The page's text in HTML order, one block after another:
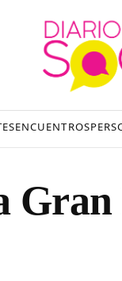
ENCUENTROS